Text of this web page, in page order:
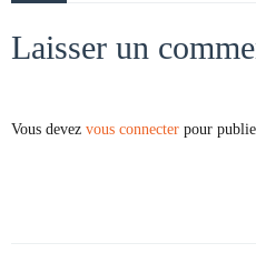
Laisser un
Vous devez vous connecter pour